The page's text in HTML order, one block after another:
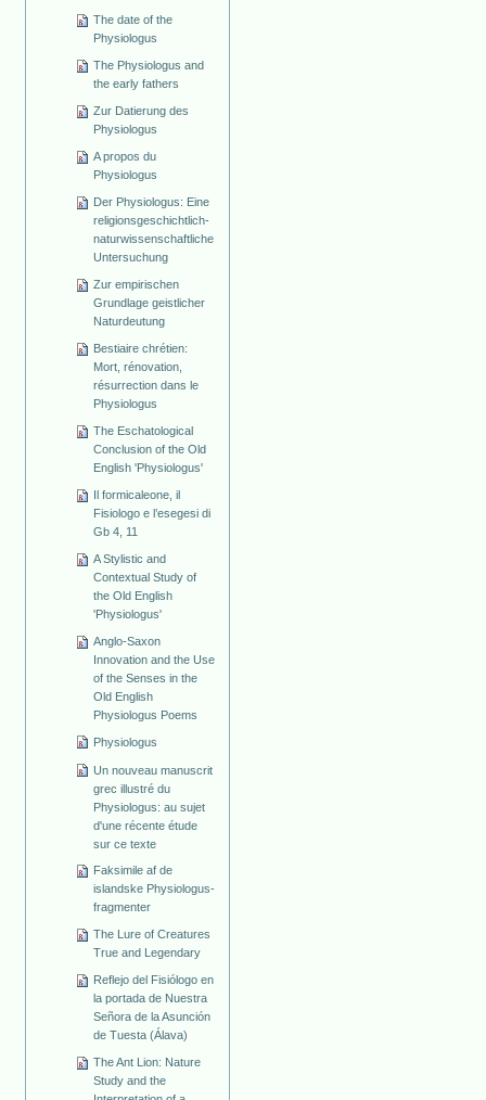
The date of the
Physiologus
The Physiologus and
the early fathers
Zur Datierung des
Physiologus
A propos du
Physiologus
Der Physiologus: Eine
religionsgeschichtlich-
naturwissenschaftliche
Untersuchung
Zur empirischen
Grundlage geistlicher
Naturdeutung
Bestiaire chrétien:
Mort, rénovation,
résurrection dans le
Physiologus
The Eschatological
Conclusion of the Old
English 'Physiologus'
Il formicaleone, il
Fisiologo e l’esegesi di
Gb 4, 11
A Stylistic and
Contextual Study of
the Old English
'Physiologus'
Anglo-Saxon
Innovation and the Use
of the Senses in the
Old English
Physiologus Poems
Physiologus
Un nouveau manuscrit
grec illustré du
Physiologus: au sujet
d'une récente étude
sur ce texte
Faksimile af de
islandske Physiologus-
fragmenter
The Lure of Creatures
True and Legendary
Reflejo del Fisiólogo en
la portada de Nuestra
Señora de la Asunción
de Tuesta (Álava)
The Ant Lion: Nature
Study and the